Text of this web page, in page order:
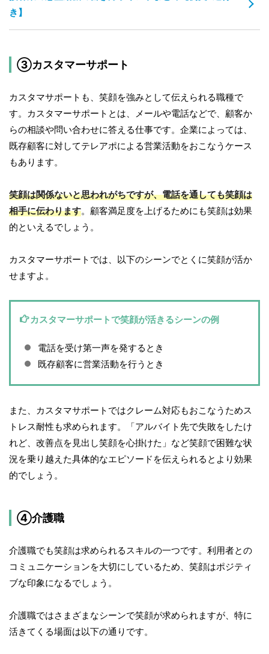
き】
③カスタマーサポート
カスタマサポートも、笑顔を強みとして伝えられる職種で
す。カスタマーサポートとは、メールや電話などで、顧客か
らの相談や問い合わせに答える仕事です。企業によっては、
既存顧客に対してテレアポによる営業活動をおこなうケース
もあります。
笑顔は関係ないと思われがちですが、電話を通しても笑顔は
相手に伝わります。顧客満足度を上げるためにも笑顔は効果
的といえるでしょう。
カスタマーサポートでは、以下のシーンでとくに笑顔が活か
せますよ。
カスタマーサポートで笑顔が活きるシーンの例
電話を受け第一声を発するとき
既存顧客に営業活動を行うとき
また、カスタマサポートではクレーム対応もおこなうためス
トレス耐性も求められます。「アルバイト先で失敗をしたけ
れど、改善点を見出し笑顔を心掛けた」など笑顔で困難な状
況を乗り越えた具体的なエピソードを伝えられるとより効果
的でしょう。
④介護職
介護職でも笑顔は求められるスキルの一つです。利用者との
コミュニケーションを大切にしているため、笑顔はポジティ
ブな印象になるでしょう。
介護職ではさまざまなシーンで笑顔が求められますが、特に
活きてくる場面は以下の通りです。